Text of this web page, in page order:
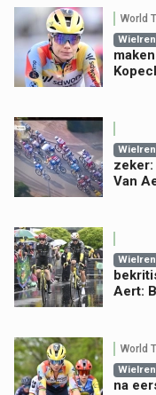
World
Van
Aert:
World
na